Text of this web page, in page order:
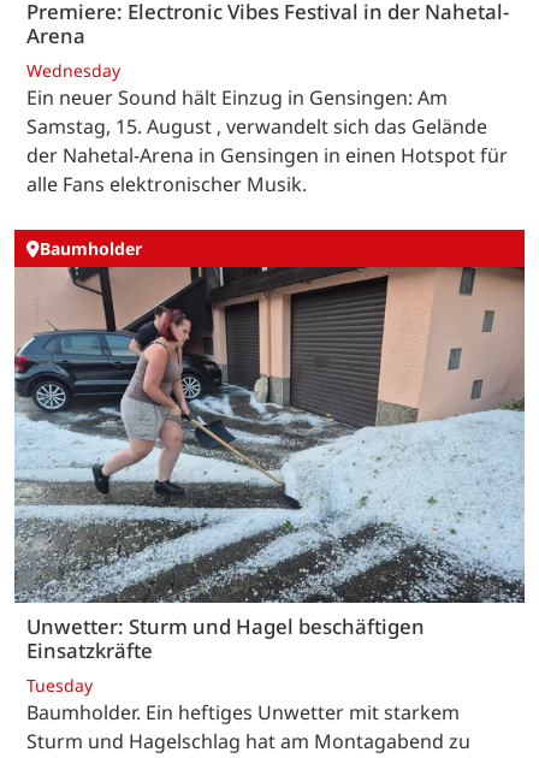
Premiere: Electronic Vibes Festival in der Nahetal-
Arena
Wednesday
Ein neuer Sound hält Einzug in Gensingen: Am
Samstag, 15. August , verwandelt sich das Gelände
der Nahetal-Arena in Gensingen in einen Hotspot für
alle Fans elektronischer Musik.
Baumholder
Unwetter: Sturm und Hagel beschäftigen
Einsatzkräfte
Tuesday
Baumholder. Ein heftiges Unwetter mit starkem
Sturm und Hagelschlag hat am Montagabend zu